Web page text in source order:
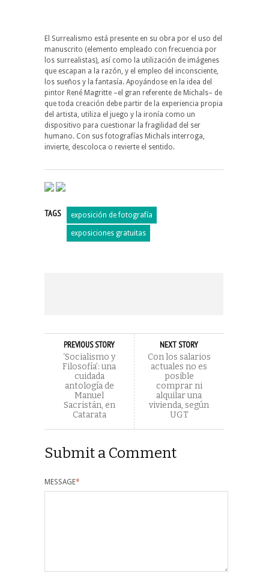
El Surrealismo está presente en su obra por el uso del
manuscrito (elemento empleado con frecuencia por
los surrealistas), así como la utilización de imágenes
que escapan a la razón, y el empleo del inconsciente,
los sueños y la fantasía. Apoyándose en la idea del
pintor René Magritte –el gran referente de Michals– de
que toda creación debe partir de la experiencia propia
del artista, utiliza el juego y la ironía como un
dispositivo para cuestionar la fragilidad del ser
humano. Con sus fotografías Michals interroga,
invierte, descoloca o revierte el sentido.
TAGS exposición de fotografía
exposiciones gratuitas
PREVIOUS STORY
‘Socialismo y
Filosofía’: una
cuidada
antología de
Manuel
Sacristán, en
Catarata
NEXT STORY
Con los salarios
actuales no es
posible
comprar ni
alquilar una
vivienda, según
UGT
Submit a Comment
MESSAGE*